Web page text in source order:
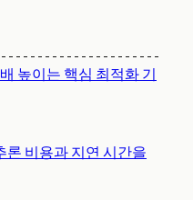
높이는 핵심 최적화 기
비용과 지연 시간을